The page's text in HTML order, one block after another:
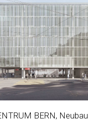
BERN, Neubau